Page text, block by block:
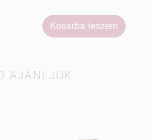
Kosárba teszem
AJÁNLJUK